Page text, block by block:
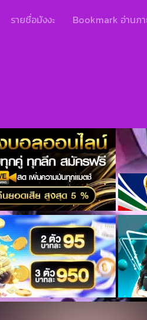
รายชื่อมังงะ Bookmark อ่านภ